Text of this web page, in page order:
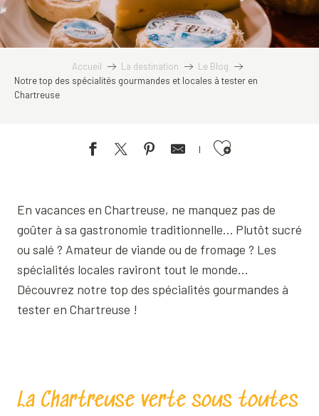
Accueil La destination
Le Blog
Notre top des spécialités gourmandes et locales à tester en
Chartreuse
Ajouter aux favoris
En vacances en Chartreuse, ne manquez pas de
goûter à sa gastronomie traditionnelle… Plutôt sucré
ou salé ? Amateur de viande ou de fromage ? Les
spécialités locales raviront tout le monde…
Découvrez notre top des spécialités gourmandes à
tester en Chartreuse !
La Chartreuse verte sous toutes